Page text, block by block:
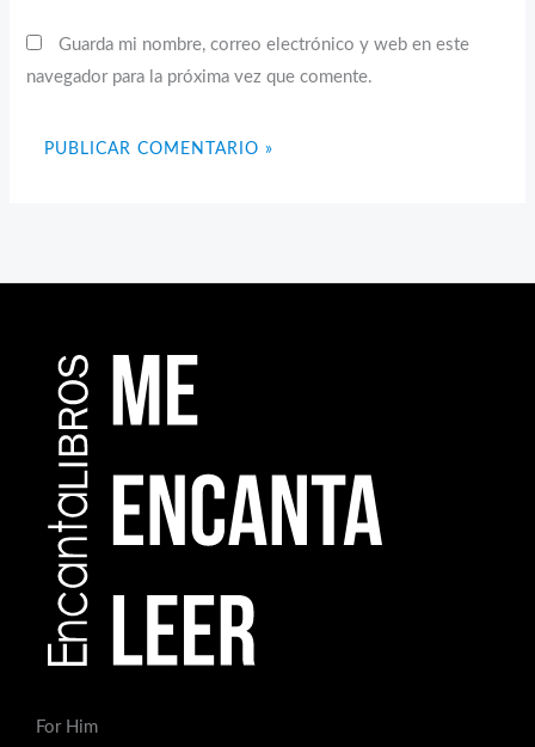
Guarda mi nombre, correo electrónico y web en este
navegador para la próxima vez que comente.
For Him